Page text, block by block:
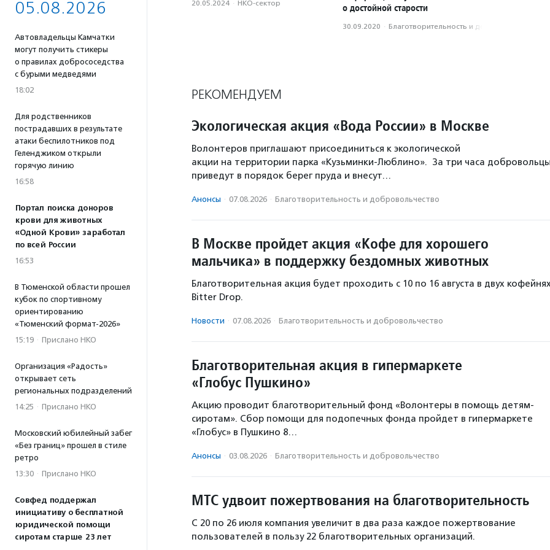
05.08.2026
Автовладельцы Камчатки
могут получить стикеры
о правилах добрососедства
с бурыми медведями
18:02
Для родственников
пострадавших в результате
атаки беспилотников под
Геленджиком открыли
горячую линию
16:58
Портал поиска доноров
крови для животных
«Одной Крови» заработал
по всей России
16:53
В Тюменской области прошел
кубок по спортивному
ориентированию
«Тюменский формат-2026»
15:19 · Прислано НКО
Организация «Радость»
открывает сеть
региональных подразделений
14:25 · Прислано НКО
Московский юбилейный забег
«Без границ» прошел в стиле
ретро
13:30 · Прислано НКО
Совфед поддержал
инициативу о бесплатной
юридической помощи
сиротам старше 23 лет
20.05.2024 · НКО-сектор
о достойной старости
30.09.2020 · Благотвори­тель­ность и доброволь­чест­во
РЕКОМЕНДУЕМ
Экологическая акция «Вода России» в Москве
Волонтеров приглашают присоединиться к экологической
акции на территории парка «Кузьминки-Люблино». За три часа
приведут в порядок берег пруда и внесут…
Анонсы · 07.08.2026 · Благотвори­тель­ность и доброволь­чест­во
В Москве пройдет акция «Кофе для хорошего
мальчика» в поддержку бездомных животных
Благотворительная акция будет проходить с 10 по 16 августа в двух
Bitter Drop.
Новости · 07.08.2026 · Благотвори­тель­ность и доброволь­чест­во
Благотворительная акция в гипермаркете
«Глобус Пушкино»
Акцию проводит благотворительный фонд «Волонтеры в помощь детям-
сиротам». Сбор помощи для подопечных фонда пройдет в гипермаркете
«Глобус» в Пушкино 8…
Анонсы · 03.08.2026 · Благотвори­тель­ность и доброволь­чест­во
МТС удвоит пожертвования на благотворительность
С 20 по 26 июля компания увеличит в два раза каждое пожертвование
пользователей в пользу 22 благотворительных организаций.